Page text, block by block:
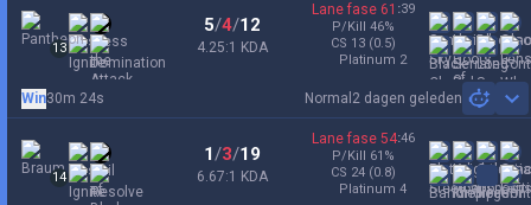
13
5/4/12
4.25:1 KDA
Lane fase 61 :39
P/Kill 46%
CS 13 (0.5)
platinum 2
Normal 2 dagen geleden
Win30m 24s
14
1/3/19
6.67:1 KDA
Lane fase 54:46
P/Kill 61 %
CS 24 (0.8)
platinum 4